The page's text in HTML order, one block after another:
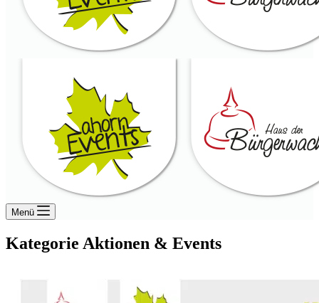
Menü
Kategorie Aktionen & Events